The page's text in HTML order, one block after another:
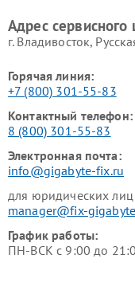
Адрес
г. Владивосток,
Горячая линия:
+7 (800) 301-55-83
Контактный телефон:
8 (800) 301-55-83
Электронная почта:
info@gigabyte-fix.ru
для юридических лиц
manager@fix-
График работы:
ПН-ВСК с 9:00 до